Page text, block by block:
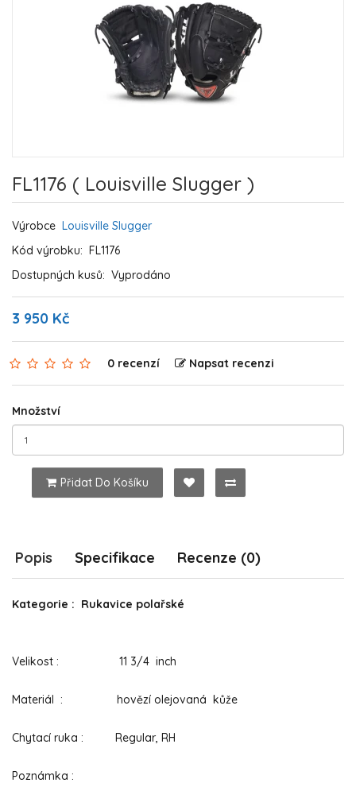
FL1176 ( Louisville Slugger )
Výrobce Louisville Slugger
Kód výrobku: FL1176
Dostupných kusů: Vyprodáno
3 950 Kč
0 recenzí Napsat recenzi
Množství
Přidat Do Košíku
Popis Specifikace Recenze (0)
Kategorie : Rukavice polařské
Velikost : 11 3/4 inch
Materiál : hovězí olejovaná kůže
Chytací ruka : Regular, RH
Poznámka :